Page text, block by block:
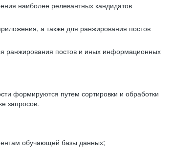
наиболее релевантных кандидатов
а также для ранжирования постов
ранжирования постов и иных информационных
формируются путем сортировки и обработки
запросов.
обучающей базы данных;